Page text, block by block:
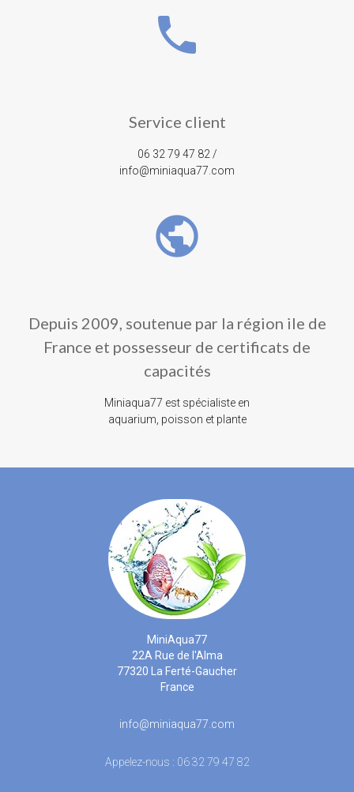
phone
Service client
06 32 79 47 82 /
info@miniaqua77.com
public
Depuis 2009, soutenue par la région ile de
France et possesseur de certificats de
capacités
Miniaqua77 est spécialiste en
aquarium, poisson et plante
MiniAqua77
22A Rue de l'Alma
77320 La Ferté-Gaucher
France
info@miniaqua77.com
Appelez-nous : 06 32 79 47 82